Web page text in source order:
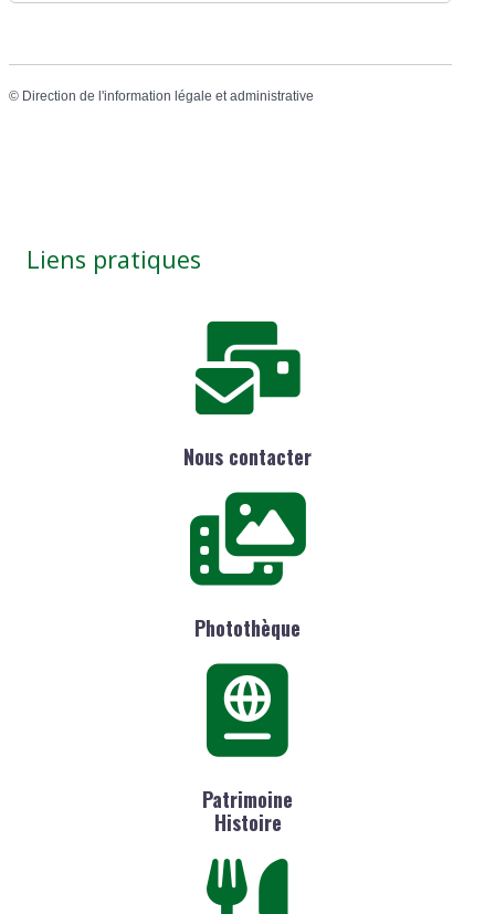
© Direction de l'information légale et administrative
Liens pratiques
Nous contacter
Photothèque
Patrimoine
Histoire